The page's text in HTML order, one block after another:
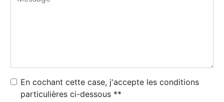
En cochant cette case, j'accepte les conditions
particulières ci-dessous **